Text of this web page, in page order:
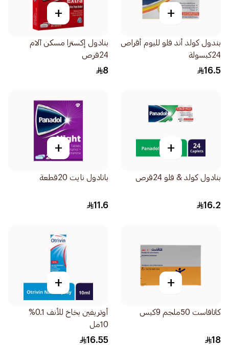
+
بندول كولد أند فلو لليوم أقراص
24كبسولة
16.5
+
بنادول إكسترا مسكن آلام
24قرص
8
+
بنادول كولد & فلو 24قرص
16.2
+
بانادول نايت 20قطعة
11.6
+
كاتافاست 50ملجم 9كيس
18
+
أوتريفين بخاخ للأنف 0.1%
10مل
16.55